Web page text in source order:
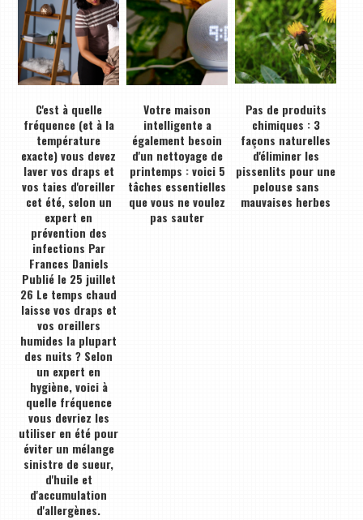
C'est à quelle
fréquence (et à la
température
exacte) vous devez
laver vos draps et
vos taies d'oreiller
cet été, selon un
expert en
prévention des
infections Par
Frances Daniels
Publié le 25 juillet
26 Le temps chaud
laisse vos draps et
vos oreillers
humides la plupart
des nuits ? Selon
un expert en
hygiène, voici à
quelle fréquence
vous devriez les
utiliser en été pour
éviter un mélange
sinistre de sueur,
d'huile et
d'accumulation
d'allergènes.
Votre maison
intelligente a
également besoin
d'un nettoyage de
printemps : voici 5
tâches essentielles
que vous ne voulez
pas sauter
Pas de produits
chimiques : 3
façons naturelles
d'éliminer les
pissenlits pour une
pelouse sans
mauvaises herbes